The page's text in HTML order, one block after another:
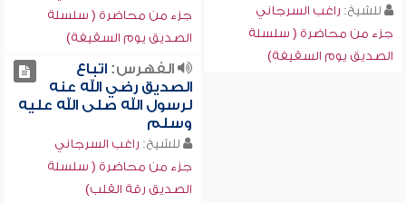
للشيخ: راغب السرجاني
جزء من محاضرة ( سلسلة
الصديق يوم السقيفة)
جزء من محاضرة ( سلسلة
الصديق يوم السقيفة)
الفهرس:اتباع
الصديق رضي الله عنه
لرسول الله صلى الله عليه
وسلم
للشيخ: راغب السرجاني
جزء من محاضرة ( سلسلة
الصديق رقة القلب)